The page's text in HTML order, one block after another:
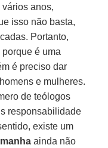
anos,
isso não basta,
Portanto,
é uma
é preciso dar
e mulheres.
de teólogos
responsabilidade
existe um
ainda não